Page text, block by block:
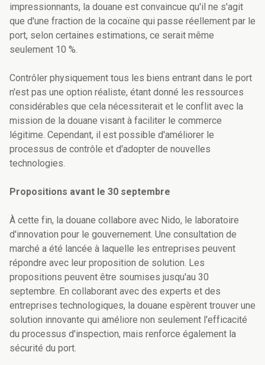
impressionnants, la douane est convaincue qu'il ne s'agit
que d'une fraction de la cocaïne qui passe réellement par le
port, selon certaines estimations, ce serait même
seulement 10 %.
Contrôler physiquement tous les biens entrant dans le port
n'est pas une option réaliste, étant donné les ressources
considérables que cela nécessiterait et le conflit avec la
mission de la douane visant à faciliter le commerce
légitime. Cependant, il est possible d'améliorer le
processus de contrôle et d'adopter de nouvelles
technologies.
Propositions avant le 30 septembre
À cette fin, la douane collabore avec Nido, le laboratoire
d'innovation pour le gouvernement. Une consultation de
marché a été lancée à laquelle les entreprises peuvent
répondre avec leur proposition de solution. Les
propositions peuvent être soumises jusqu'au 30
septembre. En collaborant avec des experts et des
entreprises technologiques, la douane espèrent trouver une
solution innovante qui améliore non seulement l'efficacité
du processus d'inspection, mais renforce également la
sécurité du port.